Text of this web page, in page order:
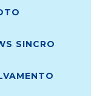
SINCRO